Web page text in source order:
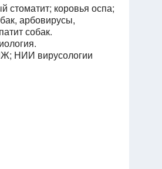
стоматит; коровья оспа;
арбовирусы,
собак.
НИИ вирусологии